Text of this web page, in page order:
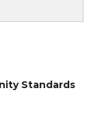
Standards